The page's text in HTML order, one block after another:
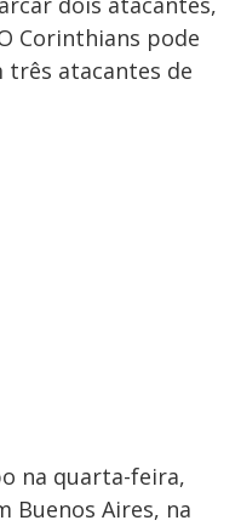
Corinthians pode
atacantes de
na quarta-feira,
Buenos Aires, na